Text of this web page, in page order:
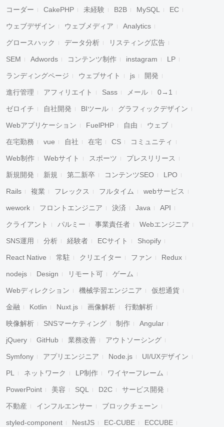
コーダー CakePHP 未経験 B2B MySQL EC
ウェブデザイン ウェブメディア Analytics
グロースハック データ分析 リスティング広告
SEM Adwords コンテンツ制作 instagram LP
ランディングページ ウェブサイト js 開発
進行管理 アフィリエイト Sass メール 0→1
ゼロイチ 自社開発 BIツール グラフィックデザイン
Webアプリケーション FuelPHP 自由 ウェブ
在宅勤務 vue 自社 在宅 CS コミュニティ
Web制作 Webサイト スポーツ プレスリリース
新規開発 新規 第二新卒 コンテンツSEO LPO
Rails 複業 フレックス フルタイム webサービス
wework フロントエンジニア 決済 Java API
クライアント パルミー 事業責任者 Webエンジニア
SNS運用 分析 経験者 ECサイト Shopify
React Native 常駐 クリエイター ファン Redux
nodejs Design リモート可 ゲーム
Webディレクション 機械学習エンジニア 仮想通貨
金融 Kotlin Nuxt.js 画像解析 行動解析
映像解析 SNSマーケティング 制作 Angular
jQuery GitHub 業務改善 アウトソーシング
Symfony アプリエンジニア Node.js UI/UXデザイン
PL ネットワーク LP制作 ワイヤーフレーム
PowerPoint 美容 SQL D2C サービス開発
不動産 インフルエンサー ブロックチェーン
styled-component NestJS EC-CUBE ECCUBE